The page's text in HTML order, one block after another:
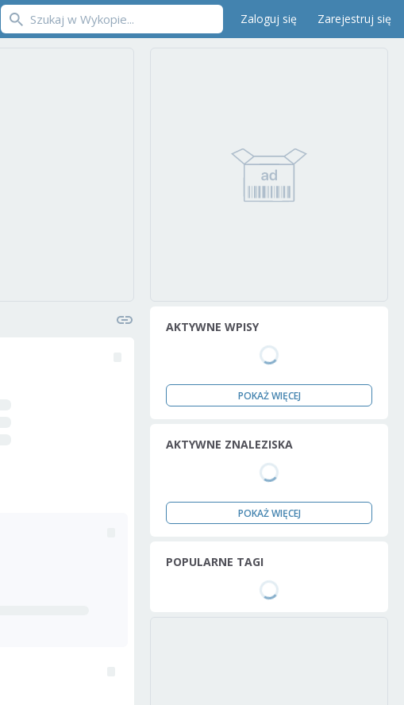
Zaloguj się Zarejestruj się
AKTYWNE WPISY
POKAŻ WIĘCEJ
AKTYWNE ZNALEZISKA
POKAŻ WIĘCEJ
POPULARNE TAGI